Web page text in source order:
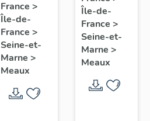
collectif
sur les
cours
communes
du
Faubourg
Saint-
France >
Île-de-
France >
Seine-et-
Marne >
Meaux
l'étude
du
patrimoine
de
Meaux
Île-de-
France >
Seine-et-
Marne >
Meaux